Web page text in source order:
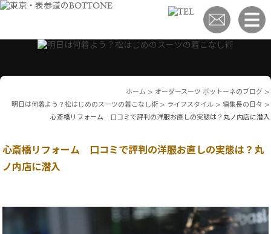
ホーム > オーダースーツ ボットーネのブログ >
明日は何着よう？松はじめのスーツの着こなし術 > ライフスタイル > 編集長の日々 >
心斎橋リフォーム 口コミで評判の洋服お直しの実態は？丸ノ内店に潜入
心斎橋リフォーム 口コミで評判の洋服お直しの実態は？丸
ノ内店に潜入